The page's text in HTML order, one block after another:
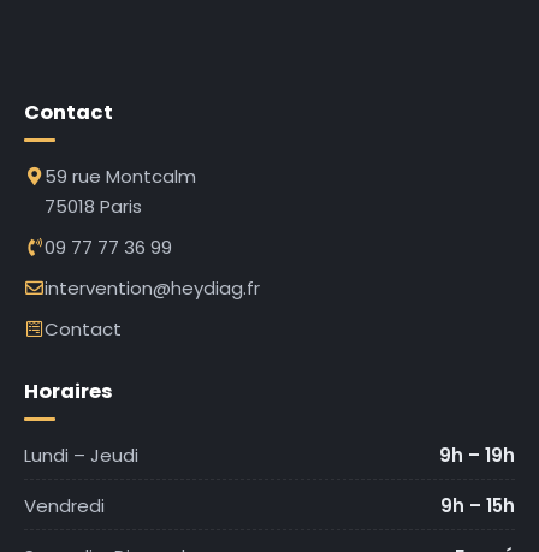
Contact
59 rue Montcalm
75018 Paris
09 77 77 36 99
intervention@heydiag.fr
Contact
Horaires
Lundi – Jeudi
9h – 19h
Vendredi
9h – 15h